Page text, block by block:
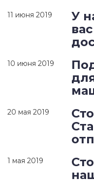
11 июня 2019
У
10 июня 2019
20 мая 2019
1 мая 2019